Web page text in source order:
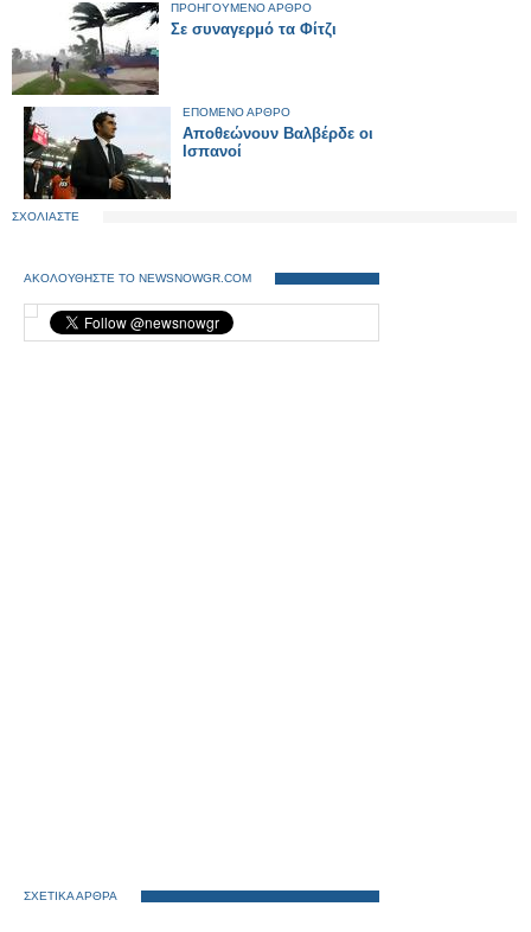
ΠΡΟΗΓΟΥΜΕΝΟ ΑΡΘΡΟ
Σε συναγερμό τα Φίτζι
ΕΠΟΜΕΝΟ ΑΡΘΡΟ
Αποθεώνουν Βαλβέρδε οι
Ισπανοί
ΣΧΟΛΙΑΣΤΕ
ΑΚΟΛΟΥΘΗΣΤΕ ΤΟ NEWSNOWGR.COM
ΣΧΕΤΙΚΑ ΑΡΘΡΑ